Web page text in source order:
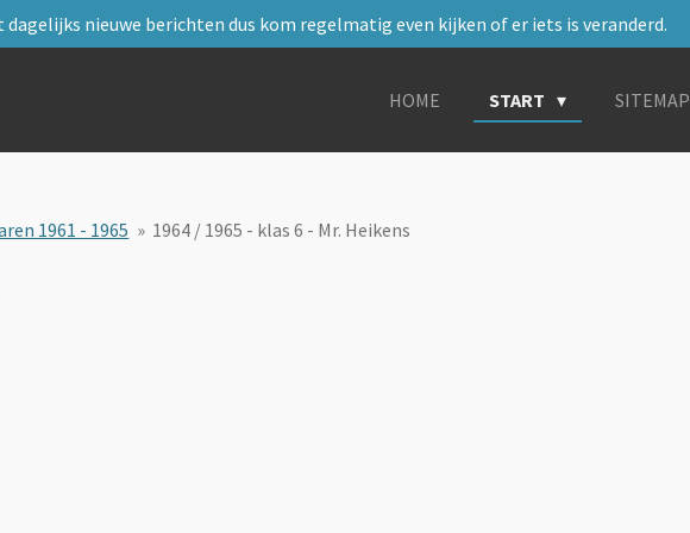
dagelijks nieuwe berichten dus kom regelmatig even kijken of er iets is veranderd.
HOME START SITEMAP
1961 - 1965 » 1964 / 1965 - klas 6 - Mr. Heikens